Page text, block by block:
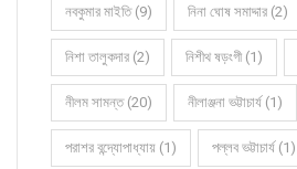
নবকুমার মাইতি (9) নিনা ঘোষ সমাদ্দার (2)
নিশা তালুকদার (2) নিশীথ ষড়ংগী (1)
নীলম সামন্ত (20) নীলাঞ্জনা ভট্টাচার্য (1)
পরাশর বন্দ্যোপাধ্যায় (1) পল্লব ভট্টাচার্য (1)